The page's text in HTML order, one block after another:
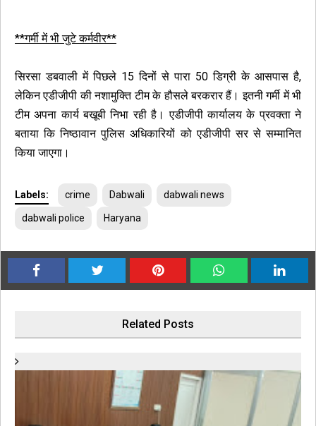
**गर्मी में भी जुटे कर्मवीर**
सिरसा डबवाली में पिछले 15 दिनों से पारा 50 डिग्री के आसपास है,
लेकिन एडीजीपी की नशामुक्ति टीम के हौसले बरकरार हैं। इतनी गर्मी में भी
टीम अपना कार्य बखूबी निभा रही है। एडीजीपी कार्यालय के प्रवक्ता ने
बताया कि निष्ठावान पुलिस अधिकारियों को एडीजीपी सर से सम्मानित
किया जाएगा।
Labels: crime Dabwali dabwali news
dabwali police Haryana
Related Posts